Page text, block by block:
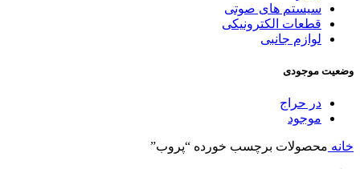
سیستم های صوتی
قطعات الکترونیکی
لوازم جانبی
وضعیت موجودی
در حراج
موجود
خانه محصولات برچسب خورده “پروب”